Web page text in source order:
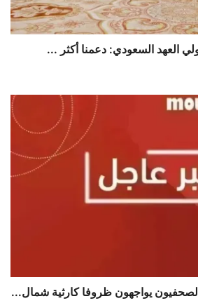
العهد السعودي: دعمنا أكثر ...
يواجهون ظروفا كارثية شمال...